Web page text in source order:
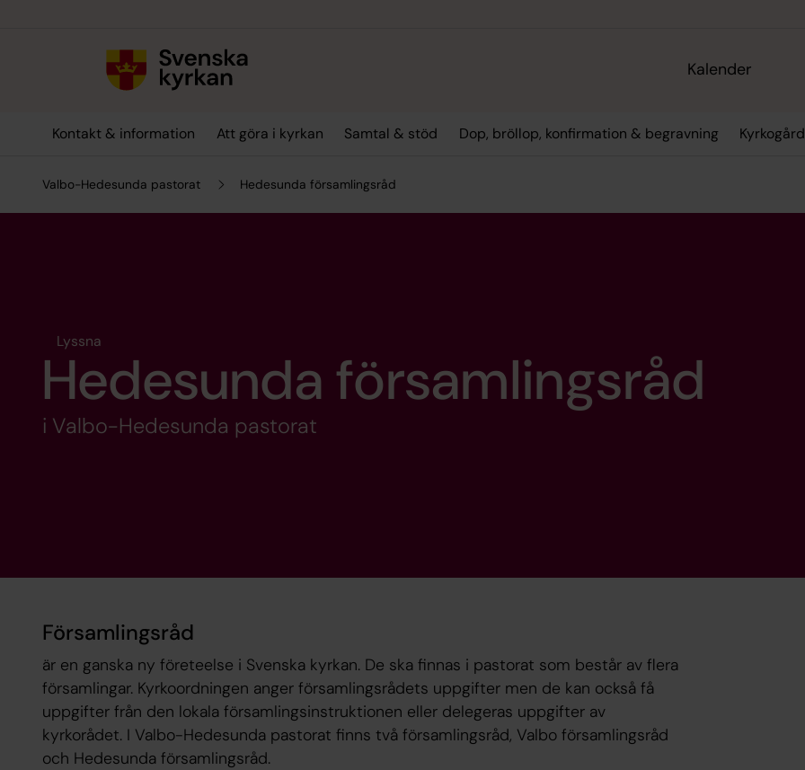
Kalender
Kontakt & information Att göra i kyrkan Samtal & stöd Dop, bröllop, konfirmation & begravning
Valbo-Hedesunda pastorat Hedesunda församlingsråd
Lyssna
Hedesunda församlingsråd
i Valbo-Hedesunda pastorat
Församlingsråd
är en ganska ny företeelse i Svenska kyrkan. De ska finnas i pastorat som består av flera
församlingar. Kyrkoordningen anger församlingsrådets uppgifter men de kan också få
uppgifter från den lokala församlingsinstruktionen eller delegeras uppgifter av
kyrkorådet. I Valbo-Hedesunda pastorat finns två församlingsråd, Valbo församlingsråd
och Hedesunda församlingsråd.